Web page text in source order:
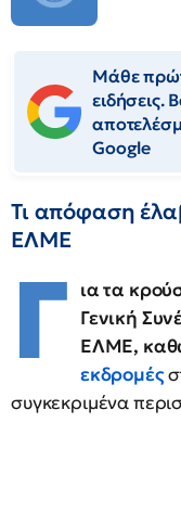
Μάθε
ειδήσεις.
Google
Τι απόφαση
ΕΛΜΕ
Γ ια τα
Γενική
ΕΛΜΕ,
εκδρομές
συγκεκριμένα